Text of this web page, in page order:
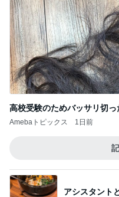
高校受験のためバッサリ切っ
Amebaトピックス 1日前
アシスタント